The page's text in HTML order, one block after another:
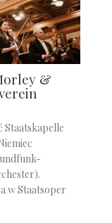
&
Staatskapelle
w Staatsoper